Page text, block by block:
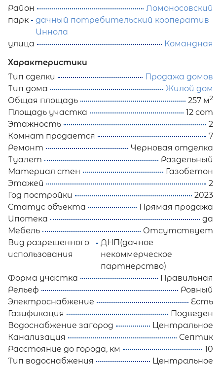
Район
Ломоносовский
парк
дачный потребительский кооператив
Иннола
улица
Командная
Характеристики
Тип сделки
Продажа домов
Тип дома
Жилой дом
Общая площадь
257 м2
Площадь участка
12 сот
Этажность
2
Комнат продается
7
Ремонт
Черновая отделка
Туалет
Раздельный
Материал стен
Газобетон
Этажей
2
Год постройки
2023
Статус объекта
Прямая продажа
Ипотека
да
Мебель
Отсутствует
Вид разрешенного
использования
ДНП(дачное
некоммерческое
партнерство)
Форма участка
Правильная
Рельеф
Ровный
Электроснабжение
Есть
Газификация
Подведен
Водоснабжение загород
Центральное
Канализация
Септик
Расстояние до города, км
10
Тип водоснабжения
Центральное